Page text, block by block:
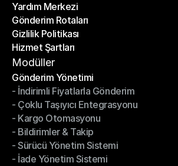
OTO Haberleri
Yardım Merkezi
Yardım Merkezi
Gönderim Rotaları
Gönderim Rotaları
Gizlilik Politikası
Gizlilik Politikası
Hizmet Şartları
Hizmet Şartları
Modüller
Gönderim Yönetimi
Gönderim Yönetimi
- İndirimli Fiyatlarla Gönderim
- İndirimli Fiyatlarla Gönderim
- Çoklu Taşıyıcı Entegrasyonu
- Çoklu Taşıyıcı Entegrasyonu
- Kargo Otomasyonu
- Kargo Otomasyonu
- Bildirimler & Takip
- Bildirimler & Takip
- Sürücü Yönetim Sistemi
- Sürücü Yönetim Sistemi
- İade Yönetim Sistemi